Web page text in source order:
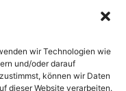
wir Technologien wie
und/oder darauf
können wir Daten
dieser Website verarbeiten.